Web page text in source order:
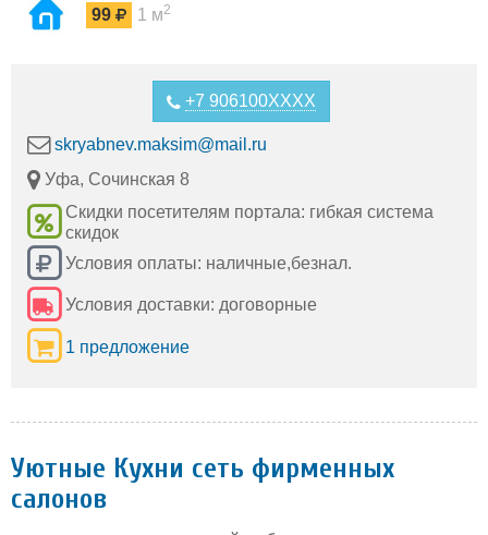
99
1 м2
+7 906100XXXX
skryabnev.maksim@mail.ru
Уфа, Сочинская 8
Скидки посетителям портала: гибкая система
скидок
Условия оплаты: наличные,безнал.
Условия доставки: договорные
1 предложение
Уютные Кухни сеть фирменных
салонов